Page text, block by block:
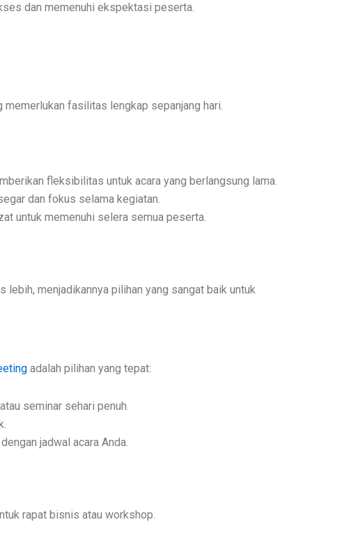
dan memenuhi ekspektasi peserta.
fasilitas lengkap sepanjang hari.
fleksibilitas untuk acara yang berlangsung lama.
dan fokus selama kegiatan.
untuk memenuhi selera semua peserta.
menjadikannya pilihan yang sangat baik untuk
adalah pilihan yang tepat:
seminar sehari penuh.
jadwal acara Anda.
rapat bisnis atau workshop.